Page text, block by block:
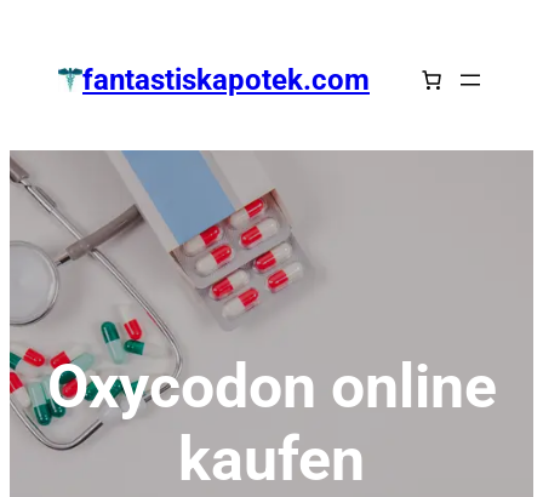
springenfantastiskapotek.com
Oxycodon online
kaufen